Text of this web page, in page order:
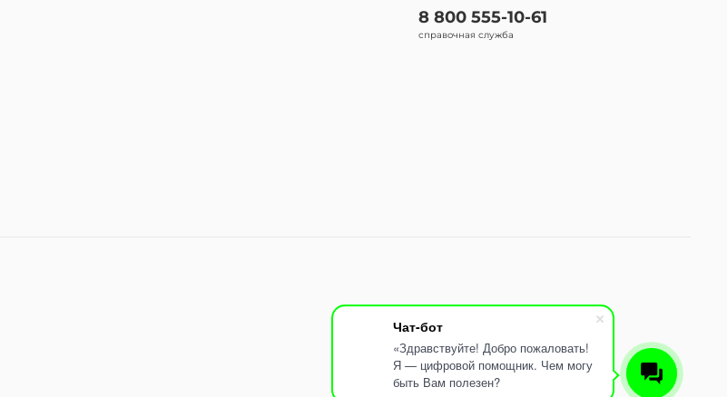
Чат-бот
«Здравствуйте! Добро пожаловать!
Я — цифровой помощник. Чем могу
быть Вам полезен?
8 800 555-10-61
справочная служба